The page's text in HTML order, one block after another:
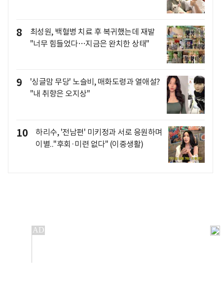
8
최성원, 백혈병 치료 후 복귀했는데 재발
"너무 힘들었다…지금은 완치한 상태"
9
'싱글맘 무당' 노슬비, 매화도령과 열애설?
"내 취향은 오지상"
10
하리수, '전남편' 미키정과 서로 응원하며
이별.."후회·미련 없다" (이중생활)